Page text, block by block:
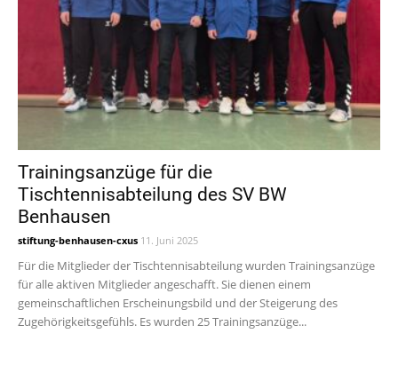
Trainingsanzüge für die
Tischtennisabteilung des SV BW
Benhausen
stiftung-benhausen-cxus 11. Juni 2025
Für die Mitglieder der Tischtennisabteilung wurden Trainingsanzüge
für alle aktiven Mitglieder angeschafft. Sie dienen einem
gemeinschaftlichen Erscheinungsbild und der Steigerung des
Zugehörigkeitsgefühls. Es wurden 25 Trainingsanzüge...